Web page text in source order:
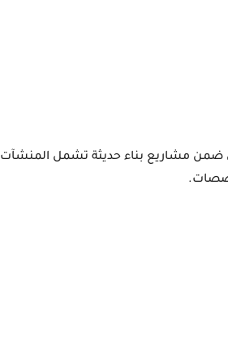
ضمن مشاريع بناء حديثة تشمل المنشآت